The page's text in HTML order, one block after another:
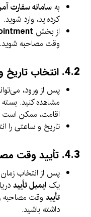
بهسامانه سفارت
کرده‌اید، وارد شوید.
از بخش
وقت مصاحبه شوید.
4.2. انتخاب
پس از ورود،
مشاهده کنید.
اقامت، ممکن
تاریخ و ساعتی را
4.3. تأیید وقت
پس از انتخاب
یک ایمیل تأیید
تأیید وقت مصاحبه
داشته باشید.